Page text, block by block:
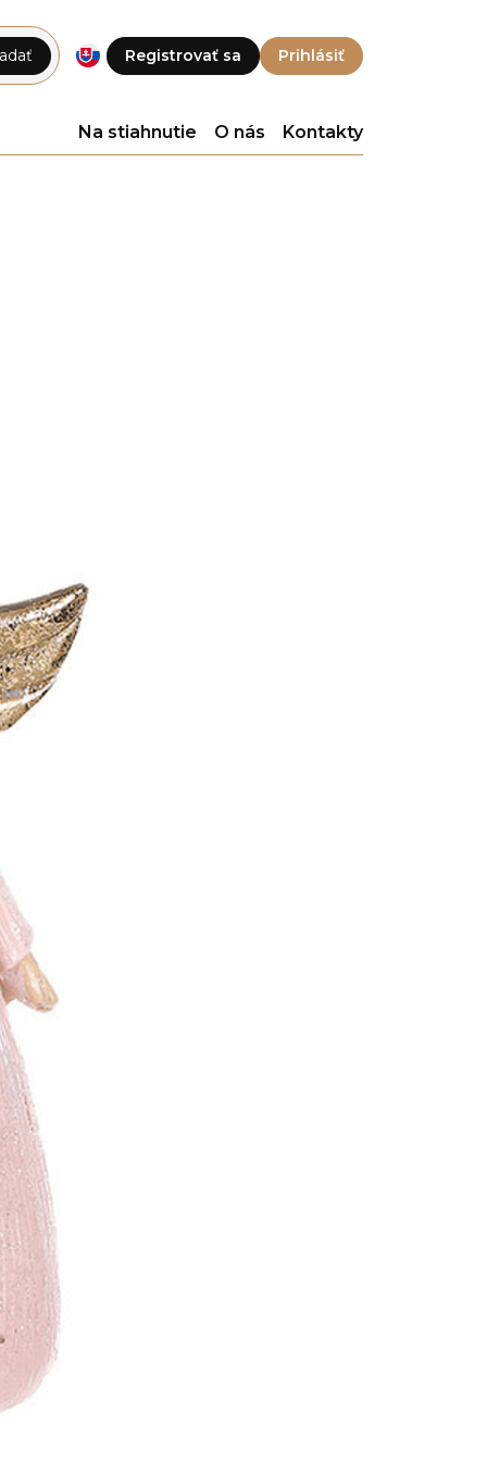
Registrovať sa Prihlásiť
Na stiahnutie O nás Kontakty